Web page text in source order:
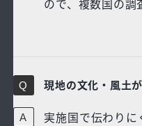
ので、複数国の調
現地の文化・風土
実施国で伝わり